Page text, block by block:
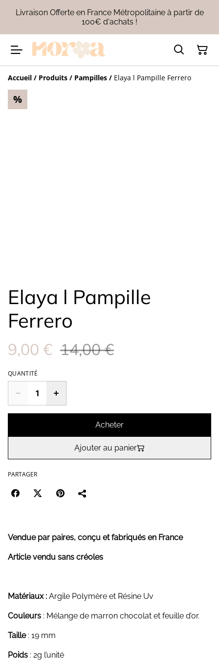
Livraison Offerte en France Métropolitaine à partir de
100€ d'achats !
Accueil / Produits / Pampilles / Elaya l Pampille Ferrero
%
Elaya l Pampille
Ferrero
9,00 € 14,00 €
QUANTITÉ
Acheter
Ajouter au panier
PARTAGER
Vendue par paires, conçu et fabriqués en France
Article vendu sans créoles
Matériaux : Argile Polymère et Résine Uv
Couleurs : Mélange de marron chocolat et feuille d’or.
Taille: 19 mm
Poids : 2g l’unité